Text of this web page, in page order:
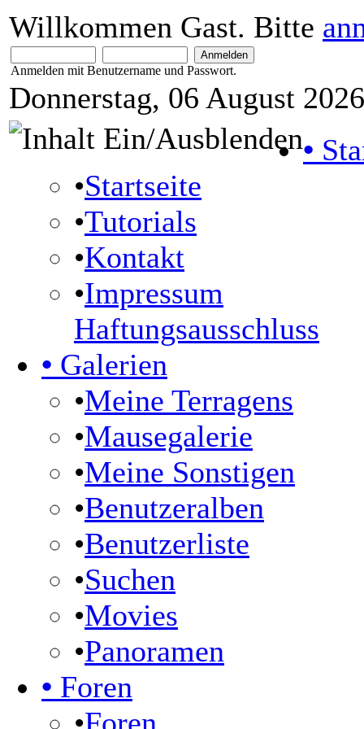
Willkommen Gast. Bitte
Anmelden mit Benutzername und Passwort.
Donnerstag, 06 August
•
•Startseite
•Tutorials
•Kontakt
•Impressum
Haftungsausschluss
• Galerien
•Meine Terragens
•Mausegalerie
•Meine Sonstigen
•Benutzeralben
•Benutzerliste
•Suchen
•Movies
•Panoramen
• Foren